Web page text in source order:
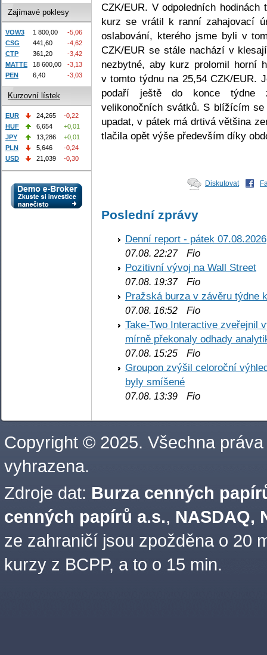
CZK/EUR. V odpoledních
kurz se vrátil k ranní zahajovací
oslabování, kterého jsme byli v
CZK/EUR se stále nachází v
nezbytné, aby kurz prolomil horní
v tomto týdnu na 25,54 CZK/EUR.
podaří ještě do konce týdne
velikonočních svátků. S blížícím
upadat, v pátek má drtivá většina
tlačila opět výše především díky
Diskutovat
Poslední zprávy
Denní report - pátek 07.08.2026
07.08. 22:27Fio
Pozitivní vývoj na Wall Street
07.08. 19:37Fio
Pražská burza v závěru týdne
07.08. 16:52 Fio
Take-Two Interactive zveřejnil
mírně překonaly odhady
07.08. 15:25 Fio
Groupon zvýšil celoroční
byly smíšené
07.08. 13:39 Fio
Zajímavé poklesy
VOW3 1 800,00
-5,06
CSG
441,60
-4,62
CTP
361,20
-3,42
MATTE
18 600,00
-3,13
PEN
6,40 -3,03
Kurzovní lístek
EUR 24,265
-0,22
HUF
6,654
+0,01
JPY
13,286
+0,01
PLN
5,646
-0,24
USD
21,039 -0,30
Copyright © 2025. Všechna práva
vyhrazena.
Zdroje dat: Burza cenných
cenných papírů a.s., NASDAQ,
ze zahraničí jsou zpožděna o 20
kurzy z BCPP, a to o 15 min.